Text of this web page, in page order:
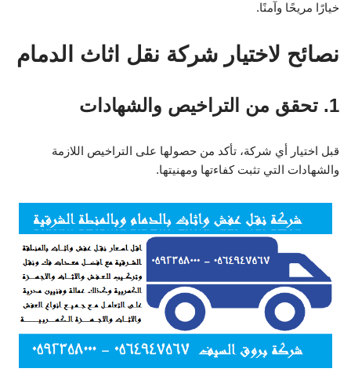
خيارًا مريحًا وآمنًا.
نصائح لاختيار شركة نقل اثاث الدمام
1. تحقق من التراخيص والشهادات
قبل اختيار أي شركة، تأكد من حصولها على التراخيص اللازمة
والشهادات التي تثبت كفاءتها ومهنيتها.